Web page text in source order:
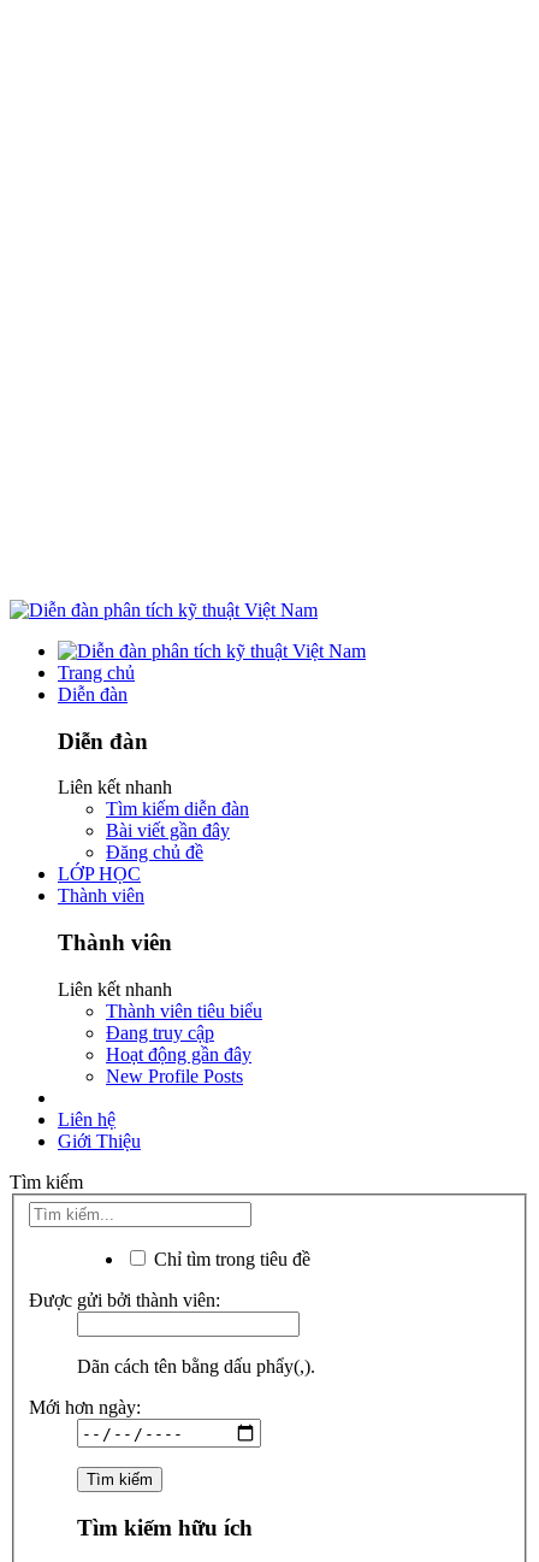
Trang chủ
Diễn đàn
Diễn đàn
Liên kết nhanh
Tìm kiếm diễn đàn
Bài viết gần đây
Đăng chủ đề
LỚP HỌC
Thành viên
Thành viên
Liên kết nhanh
Thành viên tiêu biểu
Đang truy cập
Hoạt động gần đây
New Profile Posts
Liên hệ
Giới Thiệu
Tìm kiếm
Chỉ tìm trong tiêu đề
Được gửi bởi thành viên:
Dãn cách tên bằng dấu phẩy(,).
Mới hơn ngày:
Tìm kiếm hữu ích